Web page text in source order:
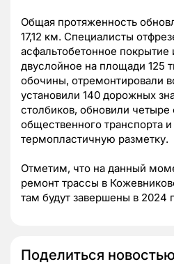
Общая протяженность
17,12 км. Специалисты
асфальтобетонное
двуслойное на площади 125
обочины, отремонтировали
установили 140 дорожных
столбиков, обновили четыре
общественного транспорта
термопластичную разметку.
Отметим, что на данный
ремонт трассы в
там будут завершены в 2024
Поделиться